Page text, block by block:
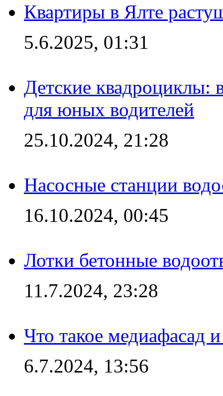
Квартиры в Ялте
5.6.2025, 01:31
Детские квадроциклы:
для юных водителей
25.10.2024, 21:28
Насосные станции
16.10.2024, 00:45
Лотки бетонные
11.7.2024, 23:28
Что такое медиафасад
6.7.2024, 13:56